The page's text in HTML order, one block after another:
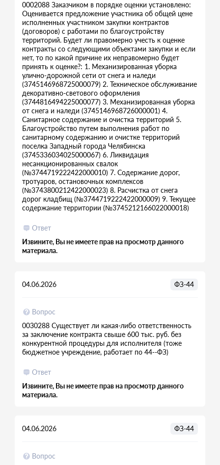
0002088 Заказчиком в порядке оценки установлено:
Оценивается предложение участника об общей цене
исполненных участником закупки контрактов
(договоров) с работами по благоустройству
территорий. Будет ли правомерно учесть к оценке
контракты со следующими объектами закупки и если
нет, то по какой причине их неправомерно будет
принять к оценке?: 1. Механизированная уборка
улично-дорожной сети от снега и наледи
(3745146968725000079) 2. Техническое обслуживание
декоративно-светового оформления
(3744816494225000077) 3. Механизированная уборка
от снега и наледи (3745146968726000001) 4.
Санитарное содержание и очистка территорий 5.
Благоустройство путем выполнения работ по
санитарному содержанию и очистке территорий
поселка Западный города Челябинска
(3745336034025000067) 6. Ликвидация
несанкционированных свалок
(№3744719222422000010) 7. Содержание дорог,
тротуаров, остановочных комплексов
(№3743800212422000023) 8. Расчистка от снега
дорог кладбищ (№3744719222422000009) 9. Текущее
содержание территории (№3745212166022000018)
Ответ
Извините, Вы не имеете прав на просмотр данного
материала.
Вопрос
0030288 Существует ли какая-либо ответственность
за заключение контракта свыше 600 тыс. руб. без
конкурентной процедуры для исполнителя (тоже
бюджетное учреждение, работает по 44--ФЗ)
Ответ
Извините, Вы не имеете прав на просмотр данного
материала.
04.06.2026 ФЗ-44
Вопрос
04.06.2026 ФЗ-44